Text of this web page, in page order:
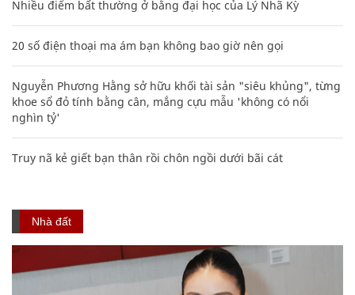
Nhiều điểm bất thường ở bằng đại học của Lý Nhã Kỳ
20 số điện thoại ma ám bạn không bao giờ nên gọi
Nguyễn Phương Hằng sở hữu khối tài sản "siêu khủng", từng
khoe sổ đỏ tính bằng cân, mắng cựu mẫu 'không có nổi
nghìn tỷ'
Truy nã kẻ giết bạn thân rồi chôn ngồi dưới bãi cát
Nhà đất